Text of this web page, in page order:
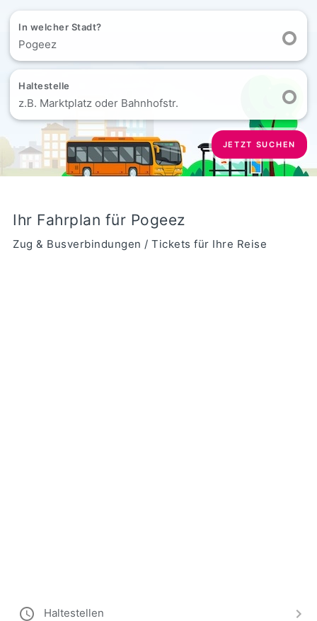
In welcher Stadt?
Pogeez
Haltestelle
z.B. Marktplatz oder Bahnhofstr.
JETZT SUCHEN
Ihr Fahrplan für Pogeez
Zug & Busverbindungen / Tickets für Ihre Reise
Haltestellen